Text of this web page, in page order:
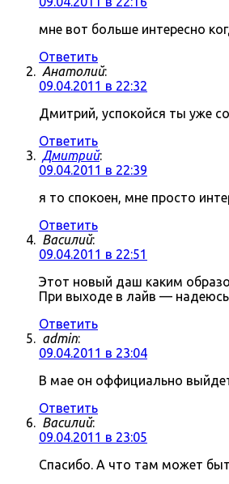
мне вот больше интересно
Ответить
Анатолий:
09.04.2011 в 22:32
Дмитрий, успокойся ты уже
Ответить
Дмитрий:
09.04.2011 в 22:39
я то спокоен, мне просто
Ответить
Василий:
09.04.2011 в 22:51
Этот новый даш каким
При выходе в лайв —
Ответить
admin:
09.04.2011 в 23:04
В мае он оффициально
Ответить
Василий:
09.04.2011 в 23:05
Спасибо. А что там может